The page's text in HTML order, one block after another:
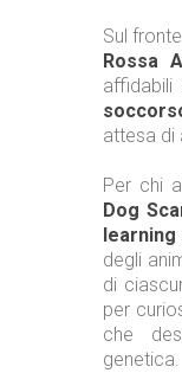
Sul
Rossa
affidabili
attesa di
Per chi
Dog
degli
di
per
che
genetica.